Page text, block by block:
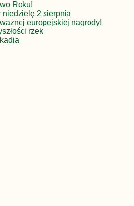
Roku!
niedzielę 2 sierpnia
europejskiej nagrody!
rzek